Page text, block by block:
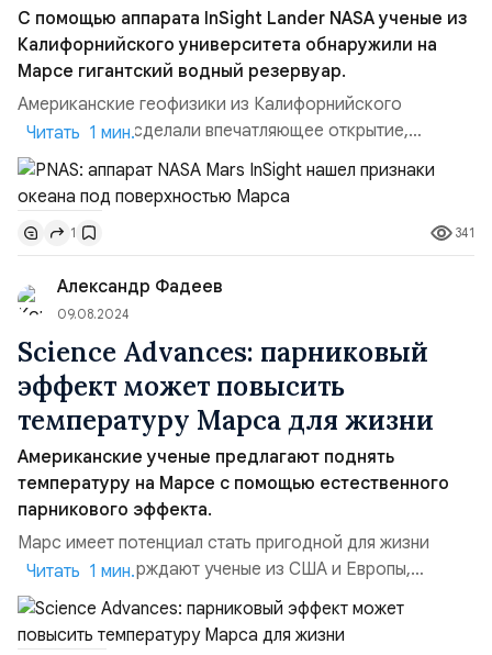
С помощью аппарата InSight Lander NASA ученые из
Калифорнийского университета обнаружили на
Марсе гигантский водный резервуар.
Американские геофизики из Калифорнийского
университета сделали впечатляющее открытие,
обнаружив гигантский океан, скрытый глубоко под
поверхностью Марса. Результаты исследования
опубликованы в научном журнале Proceedings of the
National Academy of Sciences (PNAS). Эта огромная
водяная резервуар была выявлена благодаря
сейсмическим данным, собранным аппа...
Читать 1 мин.
1 341
Александр Фадеев
09.08.2024
Science Advances: парниковый
эффект может повысить
температуру Марса для жизни
Американские ученые предлагают поднять
температуру на Марсе с помощью естественного
парникового эффекта.
Марс имеет потенциал стать пригодной для жизни
планетой, утверждают ученые из США и Европы,
которые предложили новый подход к
терраформированию. Идея заключается в распылении
наночастиц железа или алюминия в атмосферу Марса
Читать 1 мин.